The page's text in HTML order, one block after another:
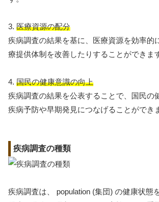
3. 医療資源の配分
疾病調査の結果を基に、医療資源を効率的
療提供体制を改善したりすることができま
4. 国民の健康意識の向上
疾病調査の結果を公表することで、国民の
疾病予防や早期発見につなげることができ
疾病調査の種類
疾病調査は、 population (集団) の健康状態